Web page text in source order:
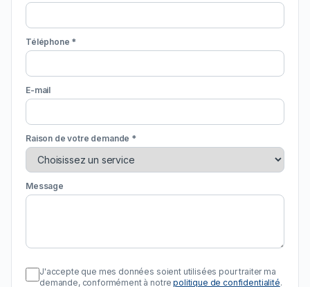
Téléphone *
E-mail
Raison de votre demande *
Message
J'accepte que mes données soient utilisées pour traiter ma
demande, conformément à notre politique de confidentialité.